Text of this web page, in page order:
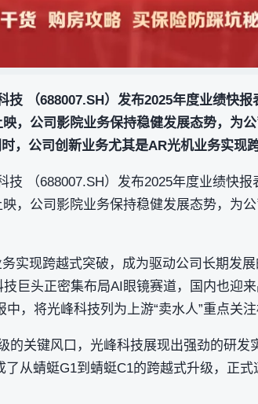
（688007.SH）发布2025年度业绩快
，公司影院业务保持稳健发展态势，为
，公司创新业务尤其是AR光机业务实现
（688007.SH）发布2025年度业绩快
，公司影院业务保持稳健发展态势，为
实现跨越式突破，成为驱动公司长期发
巨头正密集布局AI眼镜赛道，国内也迎
，将光峰科技列为上游“卖水人”重点关注
的关键风口，光峰科技展现出强劲的研发
从蜻蜓G1到蜻蜓C1的跨越式升级，正